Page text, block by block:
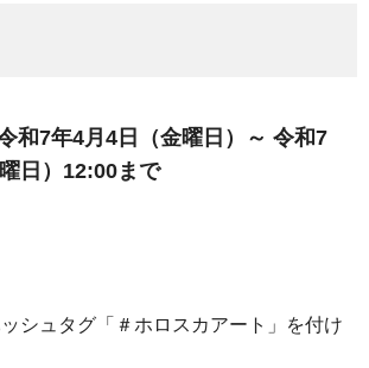
和7年4月4日（金曜日）～ 令和7
日）12:00まで
ッシュタグ「＃ホロスカアート」を付け